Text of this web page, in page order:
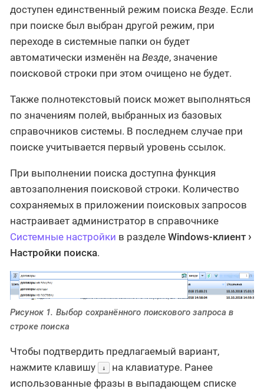
доступен единственный режим поиска Везде. Если
при поиске был выбран другой режим, при
переходе в системные папки он будет
автоматически изменён на Везде, значение
поисковой строки при этом очищено не будет.
Также полнотекстовый поиск может выполняться
по значениям полей, выбранных из базовых
справочников системы. В последнем случае при
поиске учитывается первый уровень ссылок.
При выполнении поиска доступна функция
автозаполнения поисковой строки. Количество
сохраняемых в приложении поисковых запросов
настраивает администратор в справочнике
Системные настройки в разделе Windows-клиент
Настройки поиска.
Рисунок 1. Выбор сохранённого поискового запроса в
строке поиска
Чтобы подтвердить предлагаемый вариант,
нажмите клавишу
↓
на клавиатуре. Ранее
использованные фразы в выпадающем списке